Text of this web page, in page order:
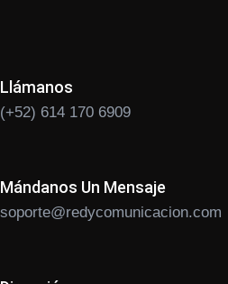
Llámanos
(+52) 614 170 6909
Mándanos Un Mensaje
soporte@redycomunicacion.com